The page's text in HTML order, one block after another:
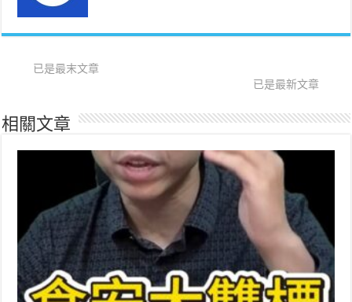
已是最末文章
已是最新文章
相關文章